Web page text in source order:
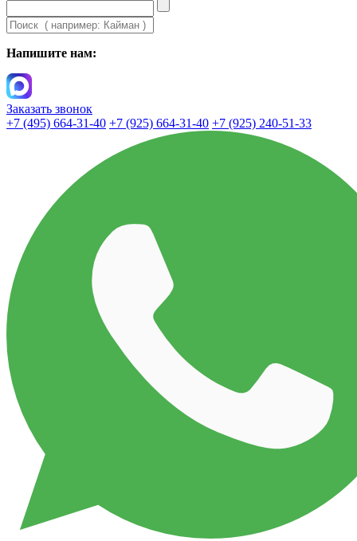
Напишите нам:
Заказать звонок
+7 (495) 664-31-40 +7 (925) 664-31-40 +7 (925) 240-51-33